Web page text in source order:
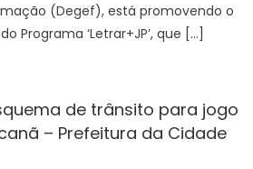
(Degef), está promovendo o
Programa ‘Letrar+JP’, que […]
de trânsito para jogo
– Prefeitura da Cidade